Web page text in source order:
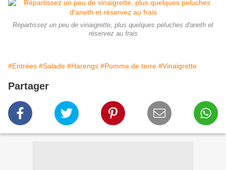
Répartissez un peu de vinaigrette, plus quelques peluches d'aneth et
réservez au frais
#Entrées #Salade #Harengs #Pomme de terre #Vinaigrette
Partager